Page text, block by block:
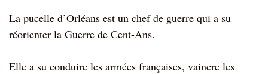
La pucelle d’Orléans est un chef de guerre qui a su
réorienter la Guerre de Cent-Ans.
Elle a su conduire les armées françaises, vaincre les